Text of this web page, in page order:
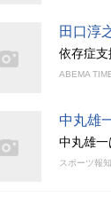
田口淳
依存症
ABEMA
中丸雄
中丸雄
スポーツ報知